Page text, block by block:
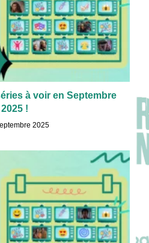
à voir en Septembre
2025 !
2025